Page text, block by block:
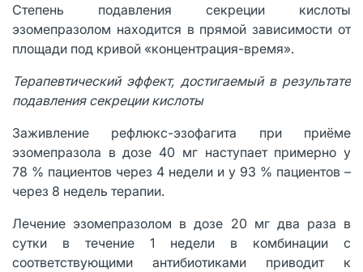
Степень подавления секреции кислоты
эзомепразолом находится в прямой зависимости от
площади под кривой «концентрация-время».
Терапевтический эффект, достигаемый в результате
подавления секреции кислоты
Заживление рефлюкс-эзофагита при приёме
эзомепразола в дозе 40 мг наступает примерно у
78 % пациентов через 4 недели и у 93 % пациентов –
через 8 недель терапии.
Лечение эзомепразолом в дозе 20 мг два раза в
сутки в течение 1 недели в комбинации с
соответствующими антибиотиками приводит к